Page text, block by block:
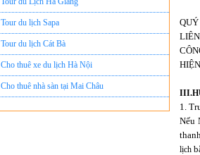
Tour du lịch Sapa
Tour du lịch Cát Bà
Cho thuê xe du lịch Hà Nội
Cho thuê nhà sàn tại Mai Châu
Cho thuê nhà sàn tại Thung Nai
Nhà sàn tại Đảo Dừa Thung Nai
1.
Nếu
lịch